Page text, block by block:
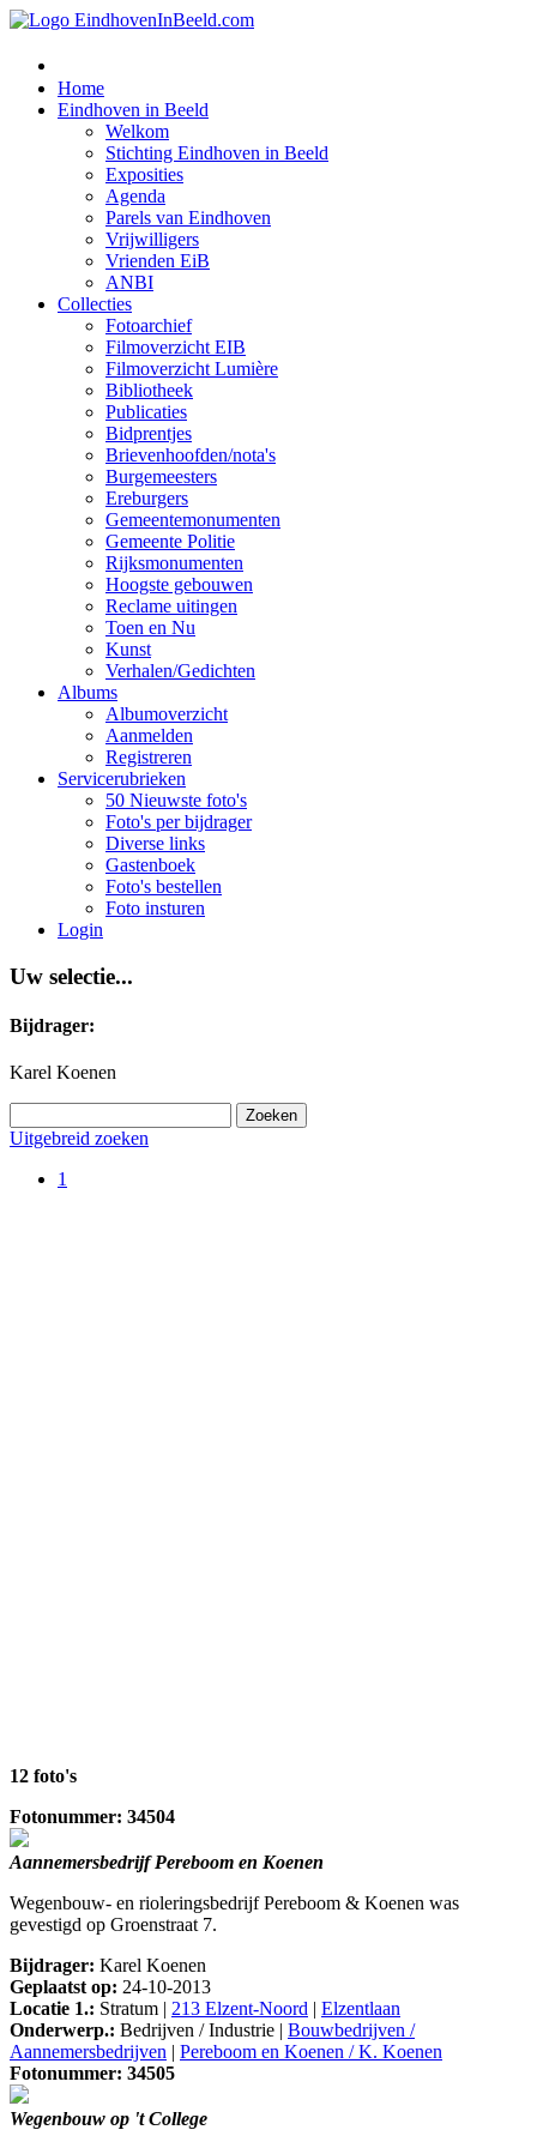
Home
Eindhoven in Beeld
Welkom
Stichting Eindhoven in Beeld
Exposities
Agenda
Parels van Eindhoven
Vrijwilligers
Vrienden EiB
ANBI
Collecties
Fotoarchief
Filmoverzicht EIB
Filmoverzicht Lumière
Bibliotheek
Publicaties
Bidprentjes
Brievenhoofden/nota's
Burgemeesters
Ereburgers
Gemeentemonumenten
Gemeente Politie
Rijksmonumenten
Hoogste gebouwen
Reclame uitingen
Toen en Nu
Kunst
Verhalen/Gedichten
Albums
Albumoverzicht
Aanmelden
Registreren
Servicerubrieken
50 Nieuwste foto's
Foto's per bijdrager
Diverse links
Gastenboek
Foto's bestellen
Foto insturen
Login
Uw selectie...
Bijdrager:
Karel Koenen
Uitgebreid zoeken
1
12 foto's
Fotonummer: 34504
Aannemersbedrijf Pereboom en Koenen
Wegenbouw- en rioleringsbedrijf Pereboom & Koenen was
gevestigd op Groenstraat 7.
Bijdrager: Karel Koenen
Geplaatst op: 24-10-2013
Locatie 1.: Stratum | 213 Elzent-Noord | Elzentlaan
Onderwerp.: Bedrijven / Industrie | Bouwbedrijven /
Aannemersbedrijven | Pereboom en Koenen / K. Koenen
Fotonummer: 34505
Wegenbouw op 't College